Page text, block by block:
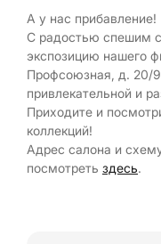
А у нас прибавление!
С радостью спешим
экспозицию нашего
Профсоюзная, д. 20/
привлекательной и
Приходите и
коллекций!
Адрес салона и
посмотреть здесь.